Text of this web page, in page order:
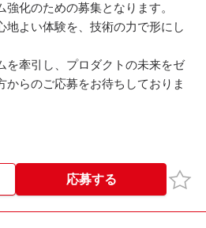
てご対応いただきます。
化のための募集となります。
地よい体験を、技術の力で形にし
を牽引し、プロダクトの未来をゼ
からのご応募をお待ちしておりま
化サービスの開発・改善を担当
策立案、仕様設計、開発ディレ
善を一貫して担当
応募する お気